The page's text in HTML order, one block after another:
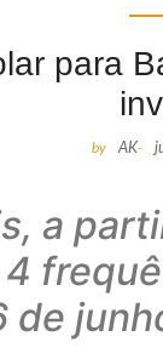
para
by AK-
a